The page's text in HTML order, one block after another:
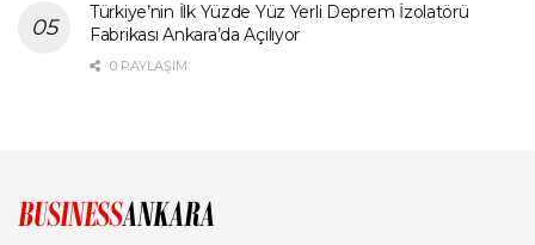
Türkiye’nin İlk Yüzde Yüz Yerli Deprem İzolatörü
Fabrikası Ankara’da Açılıyor
0 PAYLAŞIM